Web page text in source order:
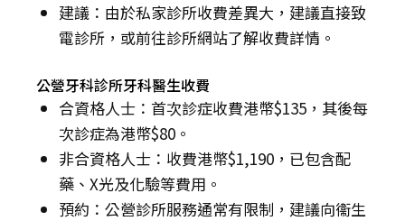
建議：由於私家診所收費差異大，建議直接致
電診所，或前往診所網站了解收費詳情。
公營牙科診所牙科醫生收費
合資格人士：首次診症收費港幣$135，其後每
次診症為港幣$80。
非合資格人士：收費港幣$1,190，已包含配
藥、X光及化驗等費用。
預約：公營診所服務通常有限制，建議向衞生